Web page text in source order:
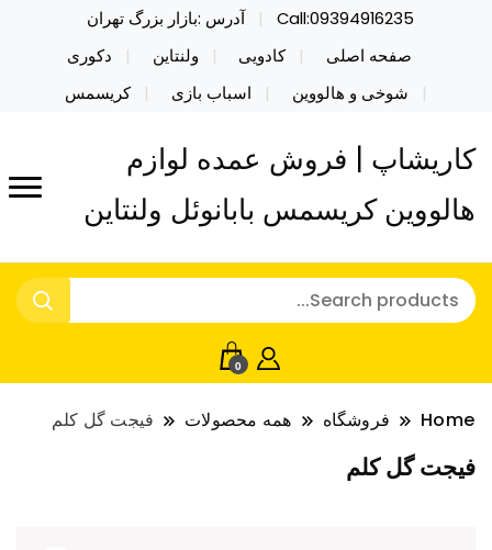
Call:09394916235
آدرس :بازار بزرگ تهران
صفحه اصلی
کادویی ولنتاین
دکوری
شوخی و هالووین
اسباب بازی کریسمس
کاریشاپ | فروش عمده لوازم
هالووین کریسمس بابانوئل ولنتاین
0
Home فروشگاه همه محصولات فیجت گل کلم
فیجت گل کلم